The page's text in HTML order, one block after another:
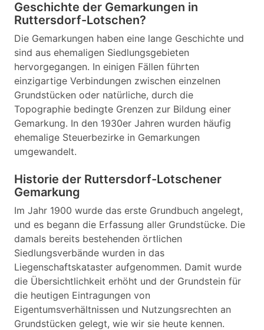
Geschichte der Gemarkungen in
Ruttersdorf-Lotschen?
Die Gemarkungen haben eine lange Geschichte und
sind aus ehemaligen Siedlungsgebieten
hervorgegangen. In einigen Fällen führten
einzigartige Verbindungen zwischen einzelnen
Grundstücken oder natürliche, durch die
Topographie bedingte Grenzen zur Bildung einer
Gemarkung. In den 1930er Jahren wurden häufig
ehemalige Steuerbezirke in Gemarkungen
umgewandelt.
Historie der Ruttersdorf-Lotschener
Gemarkung
Im Jahr 1900 wurde das erste Grundbuch angelegt,
und es begann die Erfassung aller Grundstücke. Die
damals bereits bestehenden örtlichen
Siedlungsverbände wurden in das
Liegenschaftskataster aufgenommen. Damit wurde
die Übersichtlichkeit erhöht und der Grundstein für
die heutigen Eintragungen von
Eigentumsverhältnissen und Nutzungsrechten an
Grundstücken gelegt, wie wir sie heute kennen.